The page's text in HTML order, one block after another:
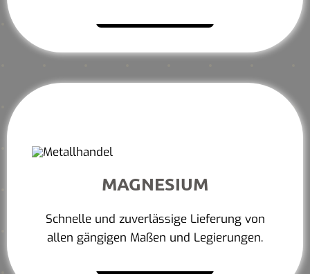
MAGNESIUM
Schnelle und zuverlässige Lieferung von
allen gängigen Maßen und Legierungen.